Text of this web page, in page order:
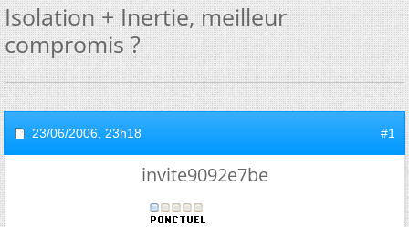
Isolation + Inertie, meilleur
compromis ?
23/06/2006, 23h18 #1
invite9092e7be